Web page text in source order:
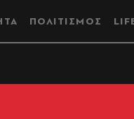
ΠΟΛΙΤΙΣΜΟΣ